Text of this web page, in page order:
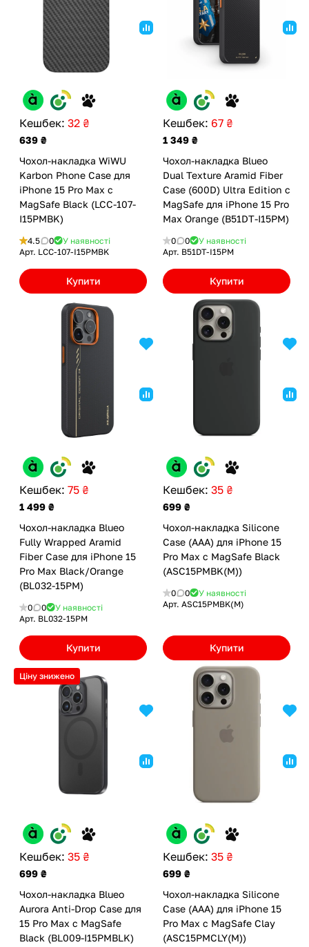
Кешбек: 32 ₴
639 ₴
Чохол-накладка WiWU
Karbon Phone Case для
iPhone 15 Pro Max с
MagSafe Black (LCC-107-
I15PMBK)
4.5 0
У наявності
Арт. LCC-107-I15PMBK
Купити
Кешбек: 67 ₴
1 349 ₴
Чохол-накладка Blueo
Dual Texture Aramid Fiber
Case (600D) Ultra Edition с
MagSafe для iPhone 15 Pro
Max Orange (B51DT-I15PM)
0 0
У наявності
Арт. B51DT-I15PM
Купити
Кешбек: 75 ₴
1 499 ₴
Чохол-накладка Blueo
Fully Wrapped Aramid
Fiber Case для iPhone 15
Pro Max Black/Orange
(BL032-15PM)
0 0
У наявності
Арт. BL032-15PM
Купити
Кешбек: 35 ₴
699 ₴
Чохол-накладка Silicone
Case (AAA) для iPhone 15
Pro Max с MagSafe Black
(ASC15PMBK(M))
0 0
У наявності
Арт. ASC15PMBK(M)
Купити
Ціну знижено
Кешбек: 35 ₴
699 ₴
Чохол-накладка Blueo
Aurora Anti-Drop Case для
15 Pro Max с MagSafe
Black (BL009-I15PMBLK)
Кешбек: 35 ₴
699 ₴
Чохол-накладка Silicone
Case (AAA) для iPhone 15
Pro Max с MagSafe Clay
(ASC15PMCLY(M))